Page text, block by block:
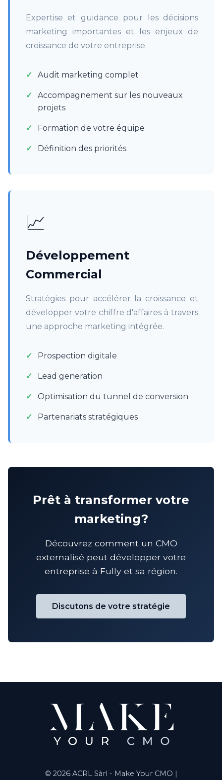
Expertise et guidance pour les décisions
marketing importantes et les enjeux de
croissance de votre entreprise.
Audit marketing complet
Accompagnement sur les nouveaux
projets
Formation de votre équipe
Définition des priorités
📈
Développement
Commercial
Stratégies pour accélérer la croissance et
développer votre chiffre d'affaires à travers
une approche marketing intégrée.
Prospection digitale
Lead generation
Optimisation du tunnel de conversion
Partenariats stratégiques
Prêt à transformer votre
marketing?
Découvrez comment un CMO
externalisé peut développer votre
entreprise à Fully et sa région.
Discutons de votre stratégie
© 2026 ACRL Sàrl - Make Your CMO |